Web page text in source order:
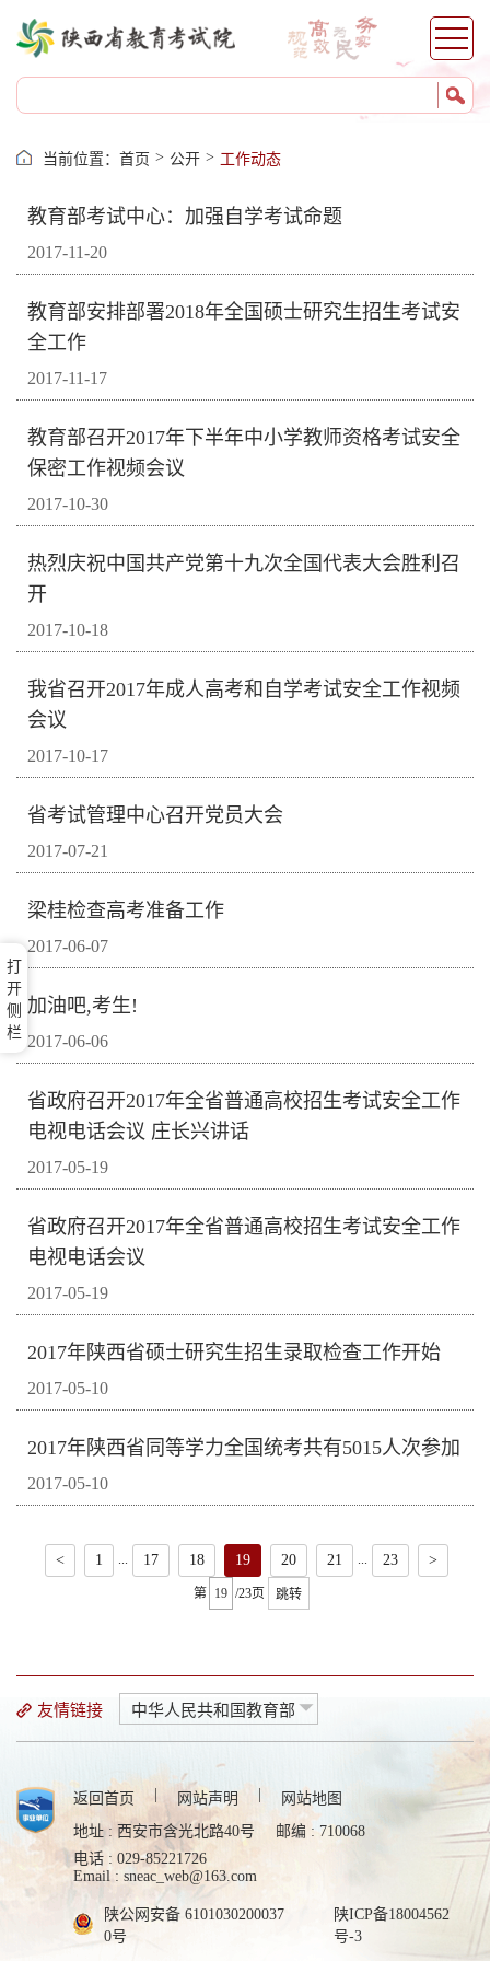
当前位置： 首页 > 公开 > 工作动态
打
开
侧
栏
教育部考试中心：加强自学考试命题
2017-11-20
教育部安排部署2018年全国硕士研究生招生考试安
全工作
2017-11-17
教育部召开2017年下半年中小学教师资格考试安全
保密工作视频会议
2017-10-30
热烈庆祝中国共产党第十九次全国代表大会胜利召
开
2017-10-18
我省召开2017年成人高考和自学考试安全工作视频
会议
2017-10-17
省考试管理中心召开党员大会
2017-07-21
梁桂检查高考准备工作
2017-06-07
加油吧,考生!
2017-06-06
省政府召开2017年全省普通高校招生考试安全工作
电视电话会议 庄长兴讲话
2017-05-19
省政府召开2017年全省普通高校招生考试安全工作
电视电话会议
2017-05-19
2017年陕西省硕士研究生招生录取检查工作开始
2017-05-10
2017年陕西省同等学力全国统考共有5015人次参加
2017-05-10
< 1 17 18 19 20 21 23 >
第 /23页 跳转
友情链接 中华人民共和国教育部
返回首页 网站声明
网站地图
地址 : 西安市含光北路40号
邮编 : 710068
电话 : 029-85221726
Email : sneac_web@163.com
陕公网安备 6101030200037
0号
陕ICP备18004562
号-3